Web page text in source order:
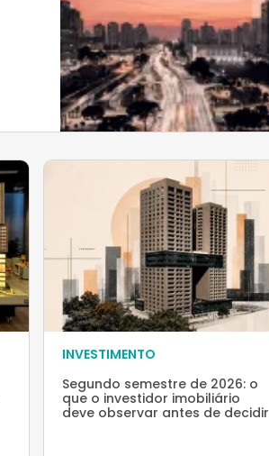
INVESTIMENTO
Segundo semestre de 2026: o
que o investidor imobiliário
deve observar antes de decidir